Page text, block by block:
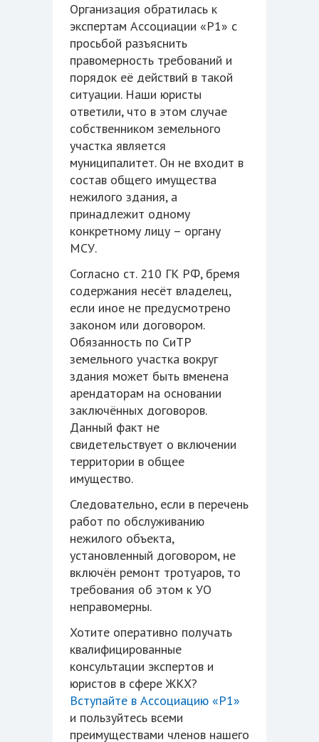
Организация обратилась к
экспертам Ассоциации «Р1» с
просьбой разъяснить
правомерность требований и
порядок её действий в такой
ситуации. Наши юристы
ответили, что в этом случае
собственником земельного
участка является
муниципалитет. Он не входит в
состав общего имущества
нежилого здания, а
принадлежит одному
конкретному лицу – органу
МСУ.
Согласно ст. 210 ГК РФ, бремя
содержания несёт владелец,
если иное не предусмотрено
законом или договором.
Обязанность по СиТР
земельного участка вокруг
здания может быть вменена
арендаторам на основании
заключённых договоров.
Данный факт не
свидетельствует о включении
территории в общее
имущество.
Следовательно, если в перечень
работ по обслуживанию
нежилого объекта,
установленный договором, не
включён ремонт тротуаров, то
требования об этом к УО
неправомерны.
Хотите оперативно получать
квалифицированные
консультации экспертов и
юристов в сфере ЖКХ?
Вступайте в Ассоциацию «Р1»
и пользуйтесь всеми
преимуществами членов нашего